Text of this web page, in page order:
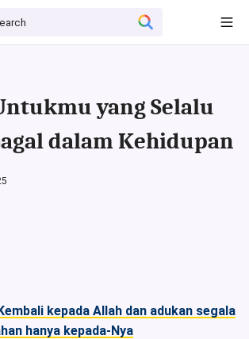
yang Selalu
dalam Kehidupan
kepada Allah dan adukan segala
hanya kepada-Nya